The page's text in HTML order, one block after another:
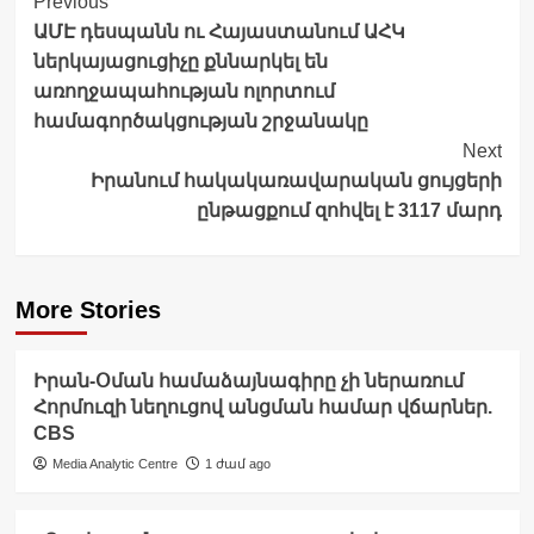
Navigation
ԱՄԷ դեսպանն ու Հայաստանում ԱՀԿ
ներկայացուցիչը քննարկել են
առողջապահության ոլորտում
համագործակցության շրջանակը
Next
Իրանում հակակառավարական ցույցերի
ընթացքում զոհվել է 3117 մարդ
More Stories
Իրան-Օման համաձայնագիրը չի ներառում
Հորմուզի նեղուցով անցման համար վճարներ.
CBS
Media Analytic Centre 1 ժամ ago